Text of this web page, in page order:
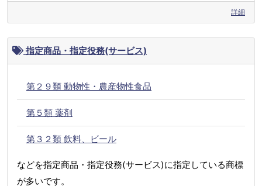
詳細
指定商品・指定役務(サービス)
第２９類 動物性・農産物性食品
第５類 薬剤
第３２類 飲料、ビール
などを指定商品・指定役務(サービス)に指定している商標
が多いです。